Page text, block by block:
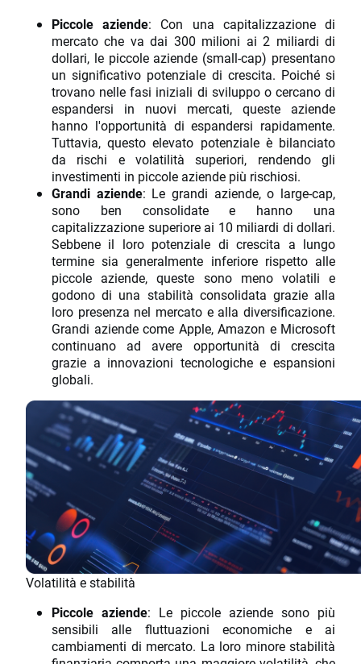
Piccole aziende: Con una capitalizzazione di
mercato che va dai 300 milioni ai 2 miliardi di
dollari, le piccole aziende (small-cap) presentano
un significativo potenziale di crescita. Poiché si
trovano nelle fasi iniziali di sviluppo o cercano di
espandersi in nuovi mercati, queste aziende
hanno l'opportunità di espandersi rapidamente.
Tuttavia, questo elevato potenziale è bilanciato
da rischi e volatilità superiori, rendendo gli
investimenti in piccole aziende più rischiosi.
Grandi aziende: Le grandi aziende, o large-cap,
sono ben consolidate e hanno una
capitalizzazione superiore ai 10 miliardi di dollari.
Sebbene il loro potenziale di crescita a lungo
termine sia generalmente inferiore rispetto alle
piccole aziende, queste sono meno volatili e
godono di una stabilità consolidata grazie alla
loro presenza nel mercato e alla diversificazione.
Grandi aziende come Apple, Amazon e Microsoft
continuano ad avere opportunità di crescita
grazie a innovazioni tecnologiche e espansioni
globali.
Volatilità e stabilità
Piccole aziende: Le piccole aziende sono più
sensibili alle fluttuazioni economiche e ai
cambiamenti di mercato. La loro minore stabilità